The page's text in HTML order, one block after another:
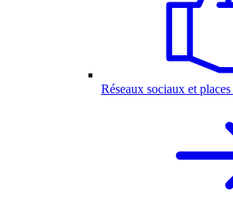
Réseaux sociaux et